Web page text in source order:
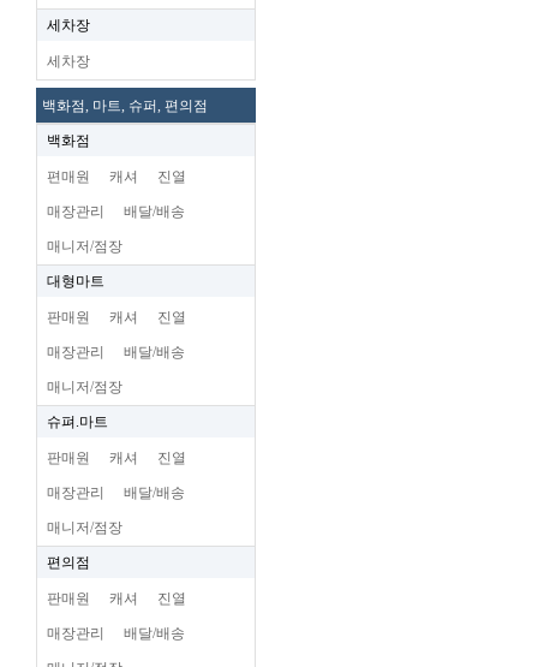
세차장
세차장
백화점, 마트, 슈퍼, 편의점
백화점
편매원 캐셔 진열
매장관리 배달/배송
매니저/점장
대형마트
판매원 캐셔 진열
매장관리 배달/배송
매니저/점장
슈펴.마트
판매원 캐셔 진열
매장관리 배달/배송
매니저/점장
편의점
판매원 캐셔 진열
매장관리 배달/배송